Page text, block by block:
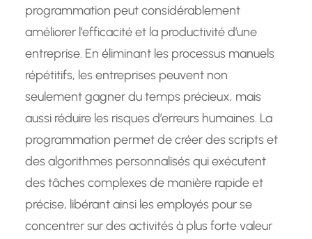
programmation peut considérablement
améliorer l’efficacité et la productivité d’une
entreprise. En éliminant les processus manuels
répétitifs, les entreprises peuvent non
seulement gagner du temps précieux, mais
aussi réduire les risques d’erreurs humaines. La
programmation permet de créer des scripts et
des algorithmes personnalisés qui exécutent
des tâches complexes de manière rapide et
précise, libérant ainsi les employés pour se
concentrer sur des activités à plus forte valeur